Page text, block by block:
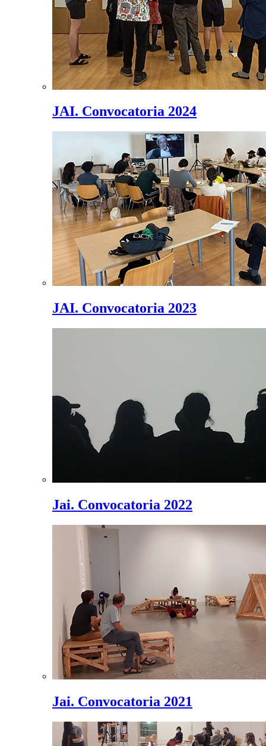
JAI. Convocatoria 2024
JAI. Convocatoria 2023
Jai. Convocatoria 2022
Jai. Convocatoria 2021